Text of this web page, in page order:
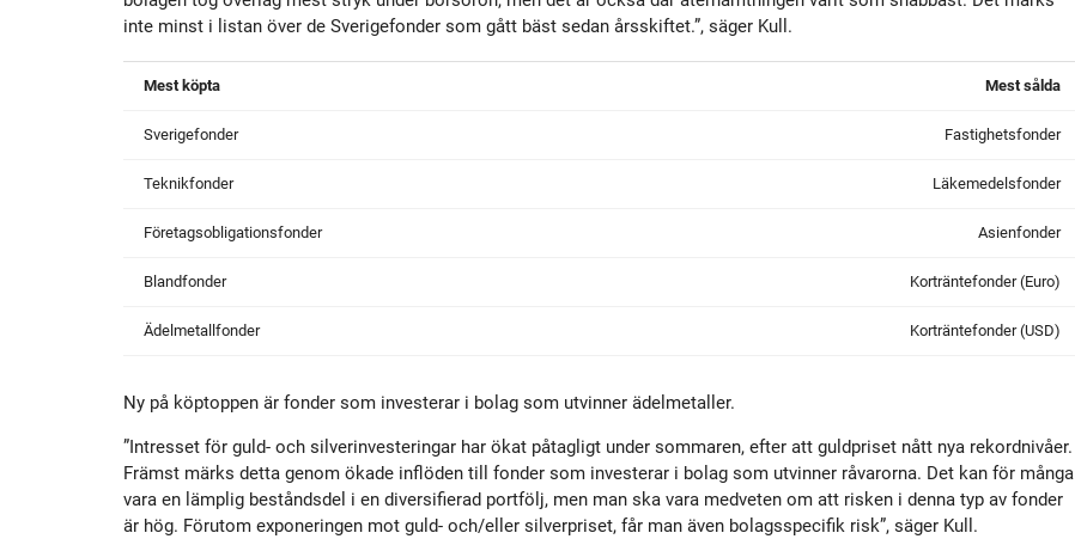
Organisation
Avanza Fonder
Avanza Pension
Placera
Förlagslån Revisor
inte minst i listan över de Sverigefonder som gått bäst sedan årsskiftet.”, säger Kull.
Mest köpta Mest sålda
Sverigefonder Fastighetsfonder
Teknikfonder Läkemedelsfonder
Företagsobligationsfonder Asienfonder
Blandfonder Korträntefonder (Euro)
Ädelmetallfonder Korträntefonder (USD)
Ny på köptoppen är fonder som investerar i bolag som utvinner ädelmetaller.
”Intresset för guld- och silverinvesteringar har ökat påtagligt under sommaren, efter att guldpriset nått nya rekordnivåer.
Främst märks detta genom ökade inflöden till fonder som investerar i bolag som utvinner råvarorna. Det kan för många
vara en lämplig beståndsdel i en diversifierad portfölj, men man ska vara medveten om att risken i denna typ av fonder
är hög. Förutom exponeringen mot guld- och/eller silverpriset, får man även bolagsspecifik risk”, säger Kull.